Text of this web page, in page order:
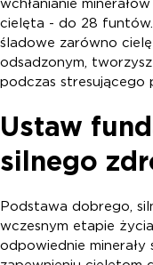
wchłanianie
cielęta - do 28 funtów.
śladowe zarówno
odsadzonym,
podczas stresującego
Ustaw
silnego
Podstawa dobrego,
wczesnym etapie
odpowiednie